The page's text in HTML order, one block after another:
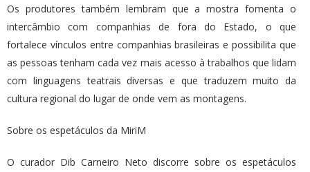
Os produtores também lembram que a mostra fomenta o
intercâmbio com companhias de fora do Estado, o que
fortalece vínculos entre companhias brasileiras e possibilita que
as pessoas tenham cada vez mais acesso à trabalhos que lidam
com linguagens teatrais diversas e que traduzem muito da
cultura regional do lugar de onde vem as montagens.
Sobre os espetáculos da MiriM
O curador Dib Carneiro Neto discorre sobre os espetáculos